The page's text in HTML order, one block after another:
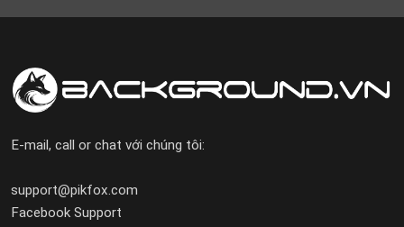
E-mail, call or chat với chúng tôi:
support@pikfox.com
Facebook Support